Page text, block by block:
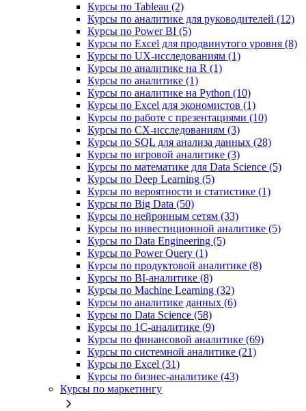
Курсы по Tableau (2)
Курсы по аналитике для руководителей (12)
Курсы по Power BI (5)
Курсы по Excel для продвинутого уровня (8)
Курсы по UX‑исследованиям (1)
Курсы по аналитике на R (1)
Курсы по аналитике (1)
Курсы по аналитике на Python (10)
Курсы по Excel для экономистов (1)
Курсы по работе с презентациями (10)
Курсы по CX-исследованиям (3)
Курсы по SQL для анализа данных (28)
Курсы по игровой аналитике (3)
Курсы по математике для Data Science (5)
Курсы по Deep Learning (5)
Курсы по вероятности и статистике (1)
Курсы по Big Data (50)
Курсы по нейронным сетям (33)
Курсы по инвестиционной аналитике (5)
Курсы по Data Engineering (5)
Курсы по Power Query (1)
Курсы по продуктовой аналитике (8)
Курсы по BI‑аналитике (8)
Курсы по Machine Learning (32)
Курсы по аналитике данных (6)
Курсы по Data Science (58)
Курсы по 1С‑аналитике (9)
Курсы по финансовой аналитике (69)
Курсы по системной аналитике (21)
Курсы по Excel (31)
Курсы по бизнес‑аналитике (43)
Курсы по маркетингу